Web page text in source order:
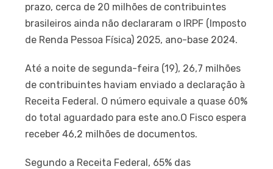
prazo, cerca de 20 milhões de contribuintes
brasileiros ainda não declararam o IRPF (Imposto
de Renda Pessoa Física) 2025, ano-base 2024.
Até a noite de segunda-feira (19), 26,7 milhões
de contribuintes haviam enviado a declaração à
Receita Federal. O número equivale a quase 60%
do total aguardado para este ano.O Fisco espera
receber 46,2 milhões de documentos.
Segundo a Receita Federal, 65% das